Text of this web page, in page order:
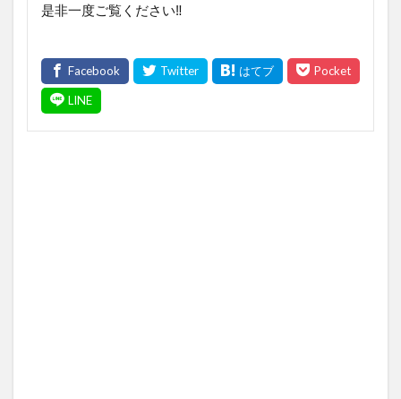
是非一度ご覧ください‼